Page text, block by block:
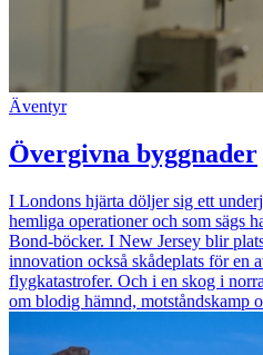
Äventyr
Övergivna byggnader
I Londons hjärta döljer sig ett
hemliga operationer och som sägs
Bond-böcker. I New Jersey blir
innovation också skådeplats för en
flygkatastrofer. Och i en skog i
om blodig hämnd, motståndskamp